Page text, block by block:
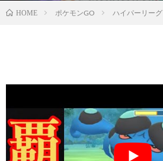
HOME ポケモンGO ハイパーリーグ